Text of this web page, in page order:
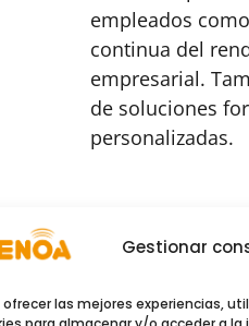
Gestionar
ofrecer las mejores experiencias,
empleados
continua del
empresarial.
de soluciones
personalizadas.